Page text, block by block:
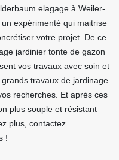
elagage à Weiler-
expérimenté qui maitrise
votre projet. De ce
jardinier tonte de gazon
vos travaux avec soin et
travaux de jardinage
recherches. Et après ces
plus souple et résistant
plus, contactez
!